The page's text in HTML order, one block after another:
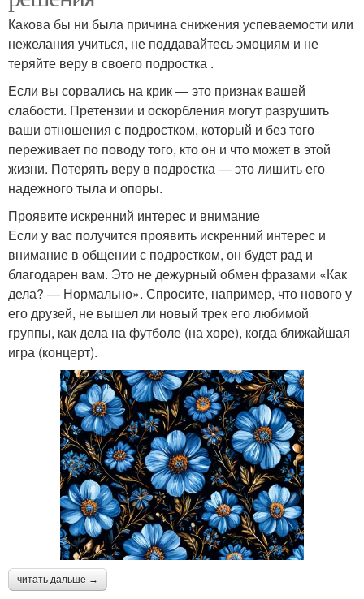
Какова бы ни была причина снижения успеваемости или
нежелания учиться, не поддавайтесь эмоциям и не
теряйте веру в своего подростка .
Если вы сорвались на крик — это признак вашей
слабости. Претензии и оскорбления могут разрушить
ваши отношения с подростком, который и без того
переживает по поводу того, кто он и что может в этой
жизни. Потерять веру в подростка — это лишить его
надежного тыла и опоры.
Проявите искренний интерес и внимание
Если у вас получится проявить искренний интерес и
внимание в общении с подростком, он будет рад и
благодарен вам. Это не дежурный обмен фразами «Как
дела? — Нормально». Спросите, например, что нового у
его друзей, не вышел ли новый трек его любимой
группы, как дела на футболе (на хоре), когда ближайшая
игра (концерт).
читать дальше →